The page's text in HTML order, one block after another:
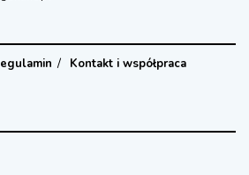
Kontakt i współpraca